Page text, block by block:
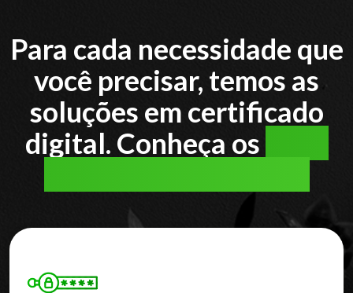
Para cada necessidade que
você precisar, temos as
soluções em certificado
digital. Conheça os